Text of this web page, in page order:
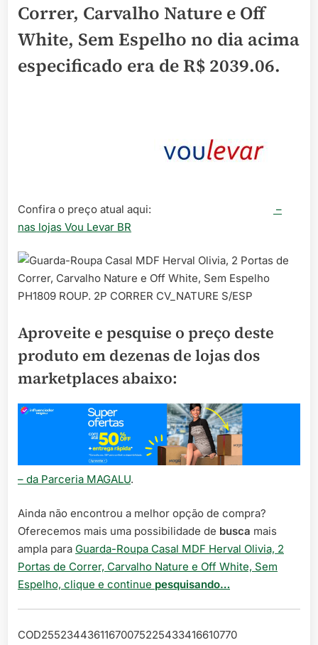
Correr, Carvalho Nature e Off
White, Sem Espelho no dia acima
especificado era deR$ 2039.06.
Confira o preço atual aqui:
–
nas lojas Vou Levar BR
PH1809 ROUP. 2P CORRER CV_NATURE S/ESP
Aproveite e pesquise o preço deste
produto em dezenas de lojas dos
marketplaces abaixo:
– da Parceria MAGALU.
Ainda não encontrou a melhor opção de compra?
Oferecemos mais uma possibilidade de busca mais
ampla para Guarda-Roupa Casal MDF Herval Olivia, 2
Portas de Correr, Carvalho Nature e Off White, Sem
Espelho, clique e continue pesquisando…
COD25523443611670075225433416610770